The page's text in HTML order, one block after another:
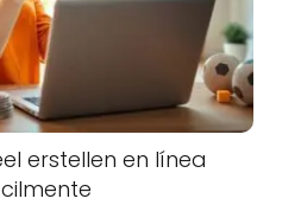
erstellen en línea